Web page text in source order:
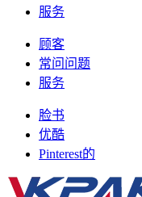
服务
顾客
常问问题
服务
脸书
优酷
Pinterest的